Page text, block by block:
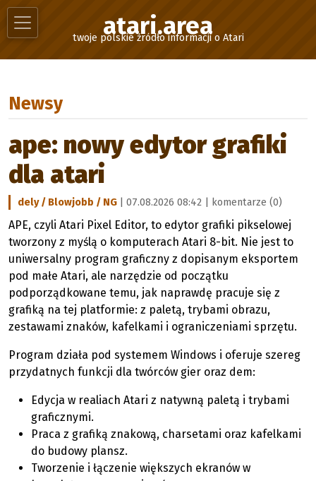
atari.area
twoje polskie źródło informacji o Atari
Newsy
ape: nowy edytor grafiki
dla atari
dely / Blowjobb / NG | 07.08.2026 08:42 | komentarze (0)
APE, czyli Atari Pixel Editor, to edytor grafiki pikselowej
tworzony z myślą o komputerach Atari 8-bit. Nie jest to
uniwersalny program graficzny z dopisanym eksportem
pod małe Atari, ale narzędzie od początku
podporządkowane temu, jak naprawdę pracuje się z
grafiką na tej platformie: z paletą, trybami obrazu,
zestawami znaków, kafelkami i ograniczeniami sprzętu.
Program działa pod systemem Windows i oferuje szereg
przydatnych funkcji dla twórców gier oraz dem:
Edycja w realiach Atari z natywną paletą i trybami
graficznymi.
Praca z grafiką znakową, charsetami oraz kafelkami
do budowy plansz.
Tworzenie i łączenie większych ekranów w